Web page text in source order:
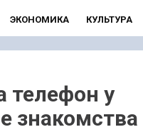
ЭКОНОМИКА КУЛЬТУРА
телефон у
знакомства